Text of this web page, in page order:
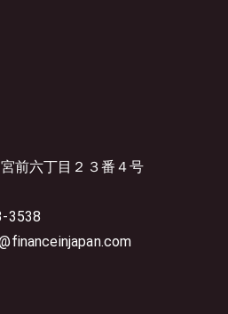
前六丁目２３番４号
3538